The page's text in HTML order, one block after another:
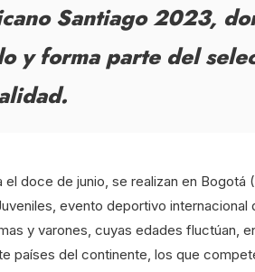
Santiago 2023,
y forma parte del
el doce de junio, se realizan en Bogotá
evento deportivo
y varones, cuyas edades fluctúan,
países del continente, los que